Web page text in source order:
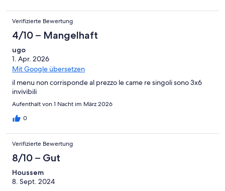
Verifizierte Bewertung
4/10 – Mangelhaft
ugo
1. Apr. 2026
Mit Google übersetzen
il menu non corrisponde al prezzo le came re singoli sono 3x6
invivibili
Aufenthalt von 1 Nacht im März 2026
0
Verifizierte Bewertung
8/10 – Gut
Houssem
8. Sept. 2024